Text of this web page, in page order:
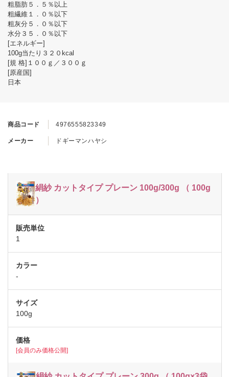
商品コード 4976555823349
メーカー ドギーマンハヤシ
絹紗 カットタイプ プレーン 100g/300g （ 100g
）
1
-
100g
[会員のみ価格公開]
粗脂肪５．５％以上
粗繊維１．０％以下
粗灰分５．０％以下
水分３５．０％以下
[エネルギー]
100g当たり３２０kcal
[規 格]１００ｇ／３００ｇ
[原産国]
日本